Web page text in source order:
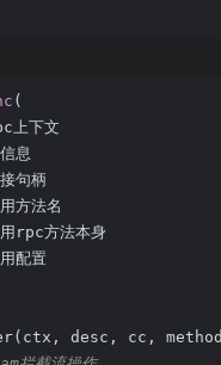
(
下文
息
句柄
法名
rpc方法本身
配置
desc, cc,